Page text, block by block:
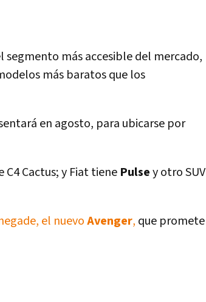
segmento más accesible del mercado,
más baratos que los
en agosto, para ubicarse por
C4 Cactus; y Fiat tiene Pulsey otro SUV
el nuevoAvenger, que promete